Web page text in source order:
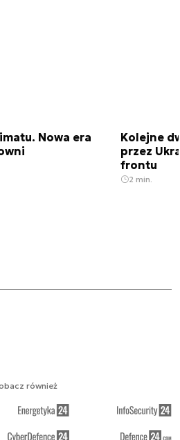
Nowa era
Kolejne
przez
frontu
2 min.
również